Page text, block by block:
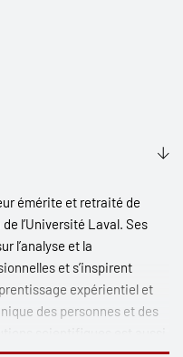
émérite et retraité de
l’Université Laval. Ses
l’analyse et la
et s’inspirent
expérientiel et
des personnes et des